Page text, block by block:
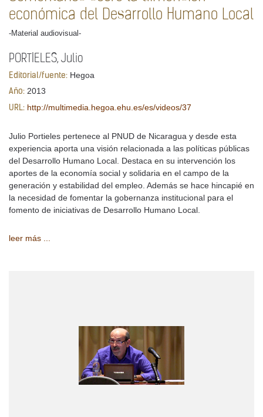
económica del Desarrollo Humano Local
-Material audiovisual-
PORTIELES, Julio
Editorial/fuente: Hegoa
Año: 2013
URL: http://multimedia.hegoa.ehu.es/es/videos/37
Julio Portieles pertenece al PNUD de Nicaragua y desde esta
experiencia aporta una visión relacionada a las políticas públicas
del Desarrollo Humano Local. Destaca en su intervención los
aportes de la economía social y solidaria en el campo de la
generación y estabilidad del empleo. Además se hace hincapié en
la necesidad de fomentar la gobernanza institucional para el
fomento de iniciativas de Desarrollo Humano Local.
leer más ...